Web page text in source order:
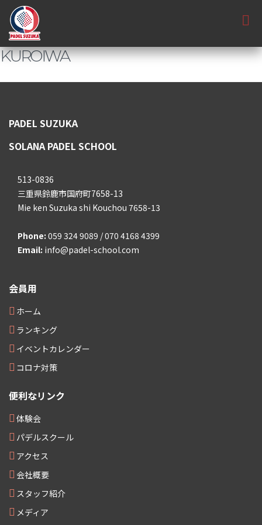
KUROIWA
PADEL SUZUKA
SOLANA PADEL SCHOOL
513-0836
三重県鈴鹿市国府町7658-13
Mie ken Suzuka shi Kouchou 7658-13
Phone: 059 324 9089 / 070 4168 4399
Email: info@padel-school.com
会員用
ホーム
ランキング
イベントカレンダー
コロナ対策
便利なリンク
体験会
パデルスクール
アクセス
会社概要
スタッフ紹介
メディア